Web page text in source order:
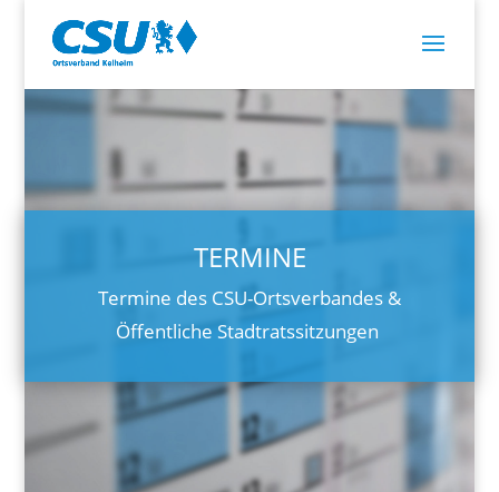
TERMINE
Termine des CSU-Ortsverbandes &
Öffentliche Stadtratssitzungen